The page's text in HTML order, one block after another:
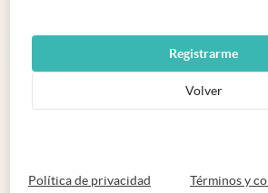
Registrarme
Volver
Política de privacidad abre en nueva
Términos y